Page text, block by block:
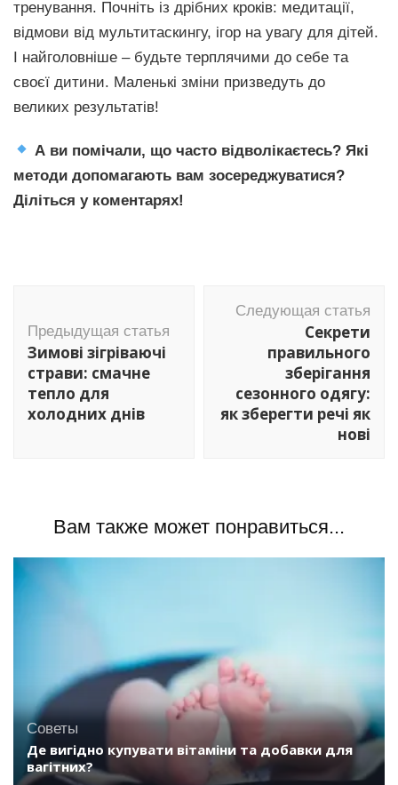
тренування. Почніть із дрібних кроків: медитації,
відмови від мультитаскингу, ігор на увагу для дітей.
І найголовніше – будьте терплячими до себе та
своєї дитини. Маленькі зміни призведуть до
великих результатів!
А ви помічали, що часто відволікаєтесь? Які
методи допомагають вам зосереджуватися?
Діліться у коментарях!
по
записям
Предыдущая статья
Зимові зігріваючі
страви: смачне
тепло для
холодних днів
Следующая статья
Секрети
правильного
зберігання
сезонного одягу:
як зберегти речі як
нові
Вам также может понравиться...
Советы
Де вигідно купувати вітаміни та добавки для
вагітних?